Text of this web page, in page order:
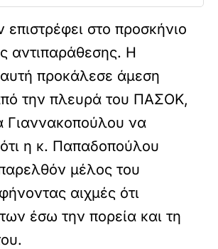
στο προσκήνιο
αντιπαράθεσης. Η
προκάλεσε άμεση
την πλευρά του ΠΑΣΟΚ,
Γιαννακοπούλου να
ότι η κ. Παπαδοπούλου
μέλος του
αιχμές ότι
έσω την πορεία και τη